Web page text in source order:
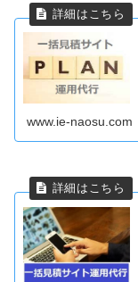
www.ie-naosu.com